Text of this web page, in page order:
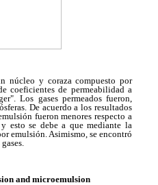
núcleo y coraza compuesto por
coeficientes de permeabilidad a
Los gases permeados fueron,
De acuerdo a los resultados
fueron menores respecto a
esto se debe a que mediante la
emulsión. Asimismo, se encontró
and microemulsion